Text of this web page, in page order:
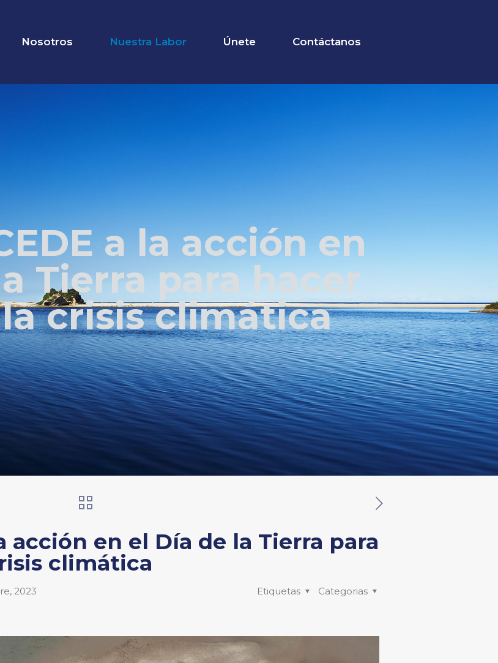
Nosotros Nuestra Labor Únete Contáctanos
a la acción en
Tierra para hacer
crisis climática
acción en el Día de la Tierra para
climática
2023 Categorias
Etiquetas